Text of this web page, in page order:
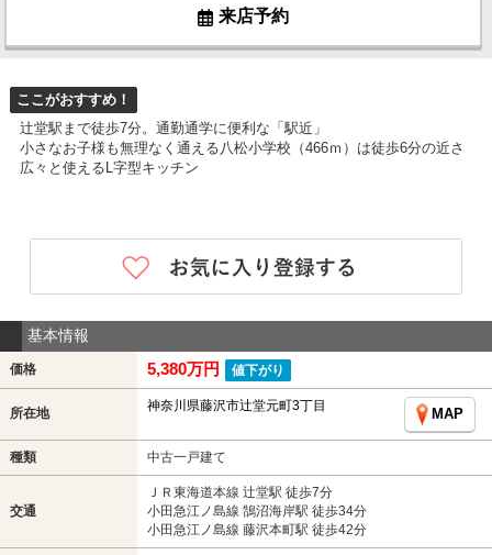
来店予約
ここがおすすめ！
辻堂駅まで徒歩7分。通勤通学に便利な「駅近」
小さなお子様も無理なく通える八松小学校（466ｍ）は徒歩6分の近さ
広々と使えるL字型キッチン
基本情報
価格 5,380万円 値下がり
所在地 神奈川県藤沢市辻堂元町3丁目
MAP
種類 中古一戸建て
交通
ＪＲ東海道本線 辻堂駅 徒歩7分
小田急江ノ島線 鵠沼海岸駅 徒歩34分
小田急江ノ島線 藤沢本町駅 徒歩42分